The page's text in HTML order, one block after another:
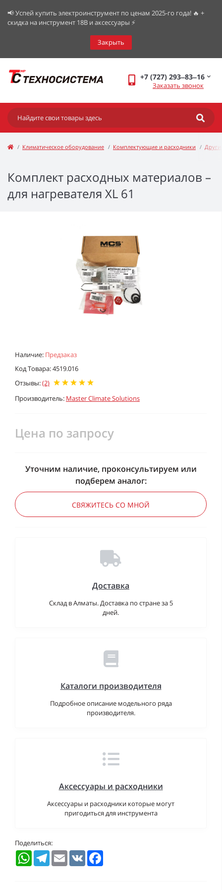
📢 Успей купить электроинструмент по ценам 2025-го года! 🔥 +
скидка на инструмент 18В и аксессуары ⚡️
Закрыть
+7 (727) 293‒83‒16
Заказать звонок
Климатическое оборудование Комплектующие и расходники
Комплект расходных материалов –
для нагревателя XL 61
Наличие: Предзаказ
Код Товара: 4519.016
Отзывы:(2)
Производитель: Master Climate Solutions
Цена по запросу
Уточним наличие, проконсультируем или
подберем аналог:
СВЯЖИТЕСЬ СО МНОЙ
Доставка
Склад в Алматы. Доставка по стране за 5
дней.
Каталоги производителя
Подробное описание модельного ряда
производителя.
Аксессуары и расходники
Аксессуары и расходники которые могут
пригодиться для инструмента
Поделиться:
WhatsAppTelegramEmail VK